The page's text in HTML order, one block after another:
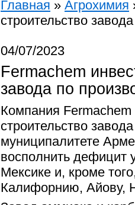
Главная » Агрохимия
строительство
04/07/2023
Fermachem
завода по
Компания
строительство
муниципалитете
восполнить дефицит
Мексике и, кроме
Калифорнию, Айову,